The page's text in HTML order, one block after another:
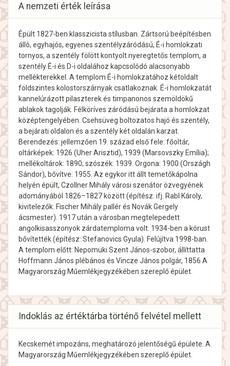
A nemzeti érték leírása
Épült 1827-ben klasszicista stílusban. Zártsorú beépítésben
álló, egyhajós, egyenes szentélyzáródású, É-i homlokzati
tornyos, a szentély fölött kontyolt nyeregtetős templom, a
szentély É-i és D-i oldalához kapcsolódó alacsonyabb
mellékterekkel. A templom É-i homlokzatához kétoldalt
földszintes kolostorszárnyak csatlakoznak. É-i homlokzatát
kannelúrázott pilaszterek és timpanonos szemöldökű
ablakok tagolják. Félköríves záródású bejárata a homlokzat
középtengelyében. Csehsüveg boltozatos hajó és szentély,
a bejárati oldalon és a szentély két oldalán karzat.
Berendezés: jellemzően 19. század első fele: főoltár,
oltárképek: 1926 (Uher Arisztid), 1939 (Marsovszky Emília);
mellékoltárok: 1890; szószék: 1939. Orgona: 1900 (Országh
Sándor), bővítve: 1955. Az egykor itt állt temetőkápolna
helyén épült, Czollner Mihály városi szenátor özvegyének
adományából 1826–1827 között (építész: ifj. Rabl Károly,
kivitelezők: Fischer Mihály pallér és Novák Gergely
ácsmester). 1917 után a városban megtelepedett
angolkisasszonyok zárdatemploma volt. 1934-ben a kórust
bővítették (építész: Stefanovics Gyula). Felújítva 1998-ban.
A templom előtt: Nepomuki Szent János-szobor, állíttatta
Hoffmann János plébános és Vincze János polgár, 1856 A
Magyarország Műemlékjegyzékében szereplő épület.
Indoklás az értéktárba történő felvétel mellett
Kecskemét impozáns, meghatározó jelentőségű épülete. A
Magyarország Műemlékjegyzékében szereplő épület.